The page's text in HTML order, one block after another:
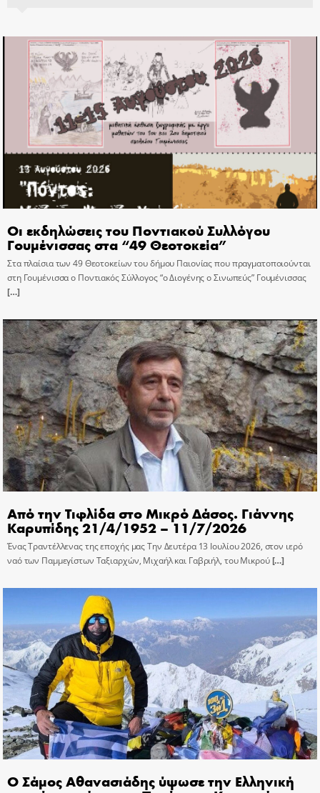
Οι εκδηλώσεις του Ποντιακού Συλλόγου
Γουμένισσας στα “49 Θεοτοκεία”
Στα πλαίσια των 49 Θεοτοκείων του δήμου Παιονίας που πραγματοποιούνται
στη Γουμένισσα ο Ποντιακός Σύλλογος “ο Διογένης ο Σινωπεύς” Γουμένισσας
[…]
Από την Τιφλίδα στο Μικρό Δάσος. Γιάννης
Καρυπίδης 21/4/1952 – 11/7/2026
Ένας Τραντέλλενας της εποχής μας Την Δευτέρα 13 Ιουλίου 2026, στον ιερό
ναό των Παμμεγίστων Ταξιαρχών, Μιχαήλ και Γαβριήλ, του Μικρού[…]
Ο Σάμος Αθανασιάδης ύψωσε την Ελληνική